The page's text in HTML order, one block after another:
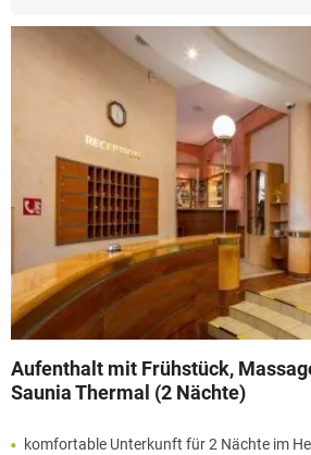
Aufenthalt mit Frühstück,
Saunia Thermal (2 Nächte)
komfortable Unterkunft für 2 Nächte im